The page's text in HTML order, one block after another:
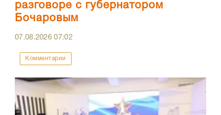
разговоре с губернатором
Бочаровым
07.08.202607:02
Комментарии